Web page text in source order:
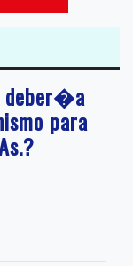
deber�a
para